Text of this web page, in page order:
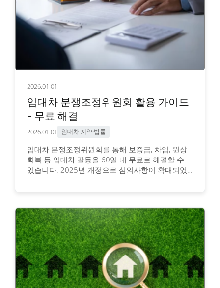
2026.01.01
임대차 분쟁조정위원회 활용 가이드
- 무료 해결
2026.01.01 임대차 계약·법률
임대차 분쟁조정위원회를 통해 보증금, 차임, 원상
회복 등 임대차 갈등을 60일 내 무료로 해결할 수
있습니다. 2025년 개정으로 심의사항이 확대되었